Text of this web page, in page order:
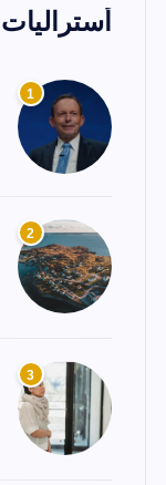
أستراليات
1
2
3